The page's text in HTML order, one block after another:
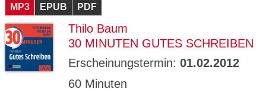
MP3 EPUB PDF
Thilo Baum
30 MINUTEN GUTES SCHREIBEN
Erscheinungstermin: 01.02.2012
60 Minuten